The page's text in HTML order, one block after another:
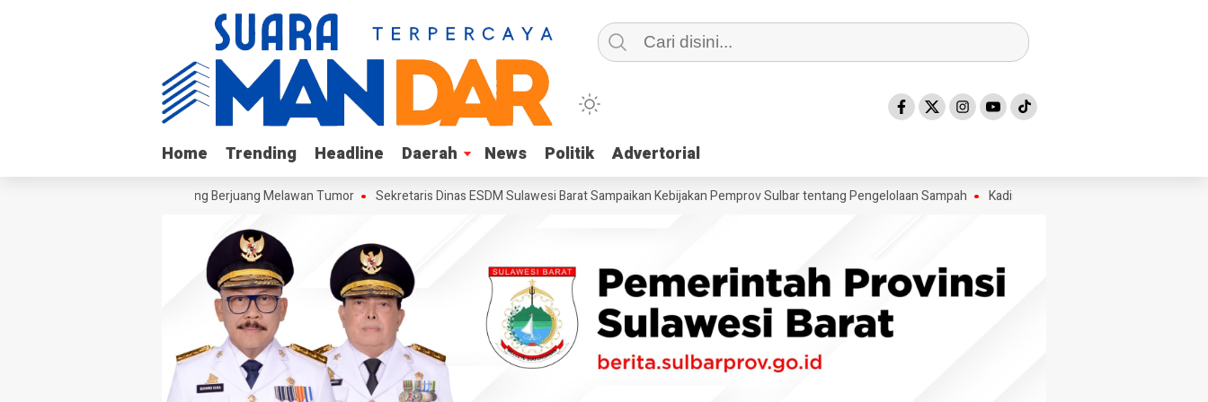
Home Trending Headline Daerah News Politik Advertorial
Home Trending Headline Daerah News Politik Advertorial
Arif, Remaja Kalukku yang Berjuang Melawan Tumor Sekretaris Dinas ESDM Sulawesi Barat Sampaikan Kebijakan Pemprov Sulbar tentang Pengelolaan Sampah Kadis ESDM Bujaeramy : Pentingnya